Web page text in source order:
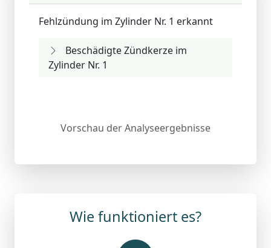
Fehlzündung im Zylinder Nr. 1 erkannt
Beschädigte Zündkerze im
Zylinder Nr. 1
Vorschau der Analyseergebnisse
Wie funktioniert es?